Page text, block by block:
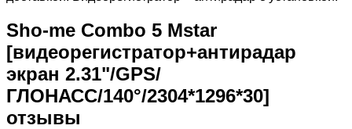
Sho-me Combo 5 Mstar
[видеорегистратор+антирадар
экран 2.31"/GPS/
ГЛОНАСС/140°/2304*1296*30]
отзывы